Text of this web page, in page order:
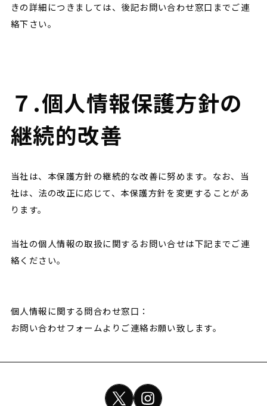
きの詳細につきましては、後記お問い合わせ窓口までご連
絡下さい。
７.個人情報保護方針の
継続的改善
当社は、本保護方針の継続的な改善に努めます。なお、当
社は、法の改正に応じて、本保護方針を変更することがあ
ります。
当社の個人情報の取扱に関するお問い合せは下記までご連
絡ください。
個人情報に関する問合わせ窓口：
お問い合わせフォームよりご連絡お願い致します。